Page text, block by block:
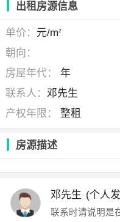
出租房源信息
单价： 元/m2
朝向：
房屋年代：
年
联系人：邓先生
产权年限：
整租
房源描述
邓先生 (个人
联系时请说明是